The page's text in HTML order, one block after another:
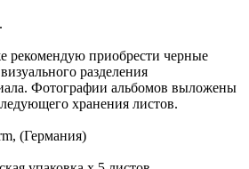
рекомендую приобрести черные
разделения
Фотографии альбомов выложены
хранения листов.
(Германия)